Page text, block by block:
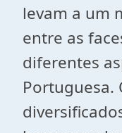
levam a um
entre as
diferentes
Portuguesa.